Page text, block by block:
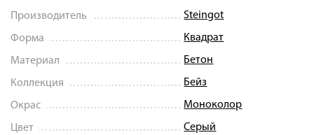
Производитель Steingot
Форма Квадрат
Материал Бетон
Коллекция Бейз
Окрас Моноколор
Цвет Серый